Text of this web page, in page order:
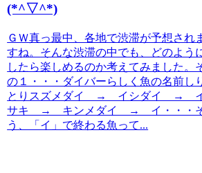
(*^▽^*)
ＧＷ真っ最中、各地で渋滞が予想され
すね。そんな渋滞の中でも、どのよう
したら楽しめるのか考えてみました。
の１・・・ダイバーらしく魚の名前し
とりスズメダイ → イシダイ →
サキ → キンメダイ → イ・・・
う、「イ」で終わる魚って...